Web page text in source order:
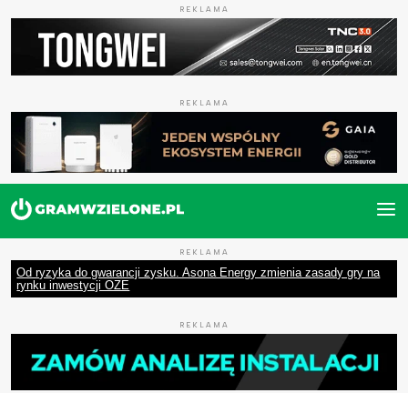
REKLAMA
REKLAMA
REKLAMA
Od ryzyka do gwarancji zysku. Asona Energy zmienia zasady gry na
rynku inwestycji OZE
REKLAMA